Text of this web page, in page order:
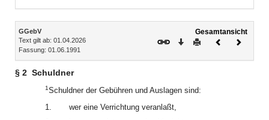
Inhalt
GGebV
Text gilt ab: 01.04.2026
Fassung: 01.06.1991
Gesamtansicht
Download
DruckenVorheriges
§ 2 Schuldner
1Schuldner der Gebühren und Auslagen sind:
1.
wer eine Verrichtung veranlaßt,